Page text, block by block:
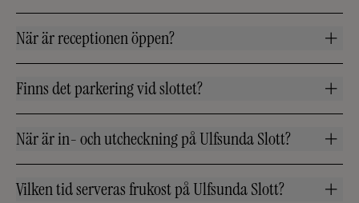
När är receptionen öppen?
Finns det parkering vid slottet?
När är in- och utcheckning på Ulfsunda Slott?
Vilken tid serveras frukost på Ulfsunda Slott?